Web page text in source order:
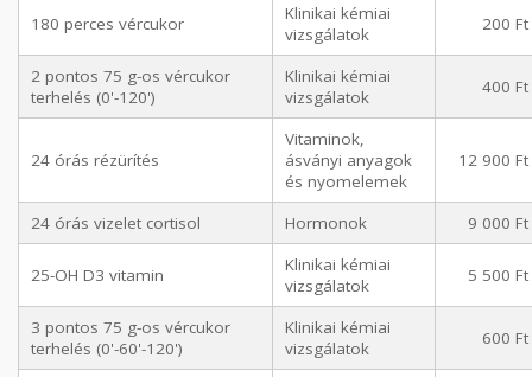
180 perces vércukor
Klinikai kémiai
vizsgálatok
200 Ft
2 pontos 75 g-os vércukor
terhelés (0'-120')
Klinikai kémiai
vizsgálatok
400 Ft
24 órás rézürítés
Vitaminok,
ásványi anyagok
és nyomelemek
12 900 Ft
24 órás vizelet cortisol Hormonok 9 000 Ft
25-OH D3 vitamin
Klinikai kémiai
vizsgálatok
5 500 Ft
3 pontos 75 g-os vércukor
terhelés (0'-60'-120')
Klinikai kémiai
vizsgálatok
600 Ft